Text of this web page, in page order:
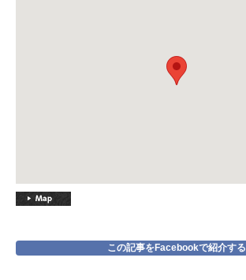
この記事をFacebookで紹介する